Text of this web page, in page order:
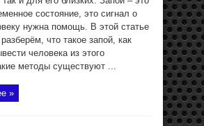
состояние, это сигнал о
нужна помощь. В этой статье
что такое запой, как
человека из этого
методы существуют ...
»